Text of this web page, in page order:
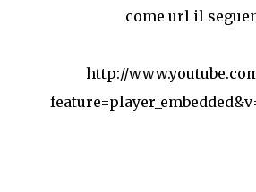
come url il
http://